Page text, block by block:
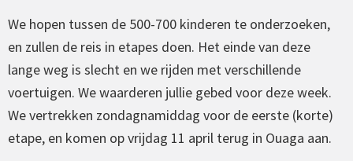
We hopen tussen de 500-700 kinderen te onderzoeken,
en zullen de reis in etapes doen. Het einde van deze
lange weg is slecht en we rijden met verschillende
voertuigen. We waarderen jullie gebed voor deze week.
We vertrekken zondagnamiddag voor de eerste (korte)
etape, en komen op vrijdag 11 april terug in Ouaga aan.